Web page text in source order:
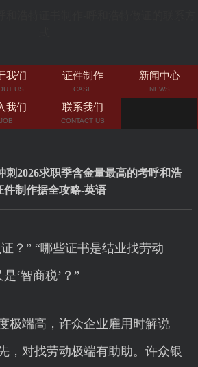
我们
US
证件制作
CASE
新闻中心
NEWS
我们
JOB
联系我们
CONTACT US
刺2026求职季含金量最高的考呼和浩
件制作据全攻略-英语
” “哪些证书是结业找劳动
‘智商税’？”
端高，许众企业雇用时解说
，对找劳动极端有助助。许众银